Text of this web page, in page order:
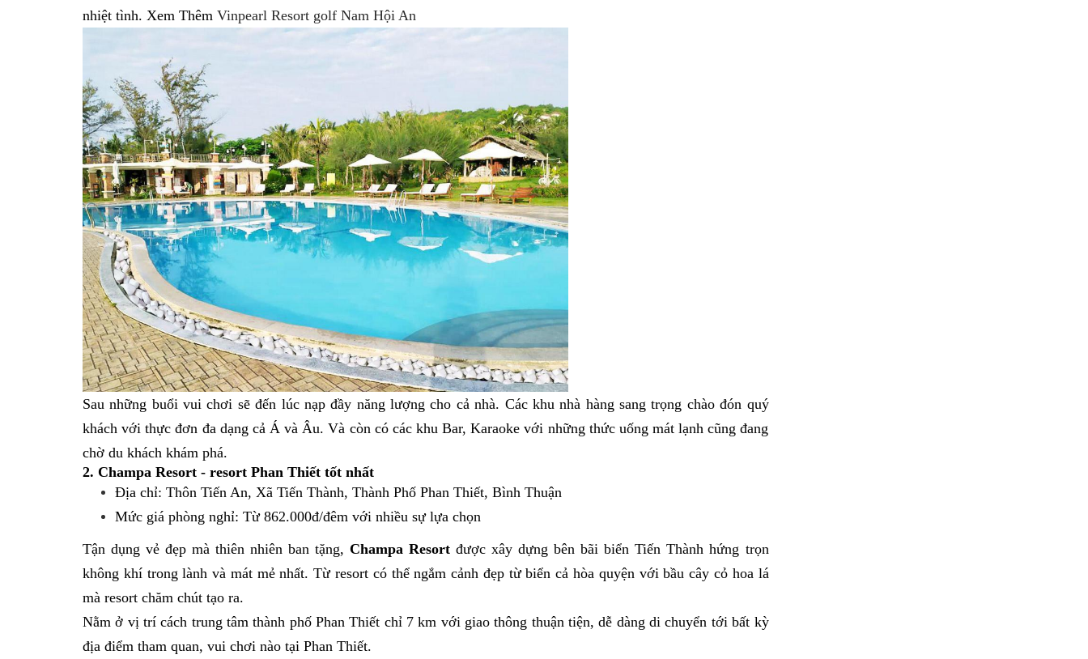
nhiệt tình. Xem Thêm Vinpearl Resort golf Nam Hội An
Sau những buổi vui chơi sẽ đến lúc nạp đầy năng lượng cho cả nhà. Các khu nhà hàng sang trọng chào đón quý
khách với thực đơn đa dạng cả Á và Âu. Và còn có các khu Bar, Karaoke với những thức uống mát lạnh cũng đang
chờ du khách khám phá.
2. Champa Resort - resort Phan Thiết tốt nhất
Địa chỉ: Thôn Tiến An, Xã Tiến Thành, Thành Phố Phan Thiết, Bình Thuận
Mức giá phòng nghỉ: Từ 862.000đ/đêm với nhiều sự lựa chọn
Tận dụng vẻ đẹp mà thiên nhiên ban tặng,Champa Resort được xây dựng bên bãi biển Tiến Thành hứng trọn
không khí trong lành và mát mẻ nhất. Từ resort có thể ngắm cảnh đẹp từ biển cả hòa quyện với bầu cây cỏ hoa lá
mà resort chăm chút tạo ra.
Nằm ở vị trí cách trung tâm thành phố Phan Thiết chỉ 7 km với giao thông thuận tiện, dễ dàng di chuyển tới bất kỳ
địa điểm tham quan, vui chơi nào tại Phan Thiết.